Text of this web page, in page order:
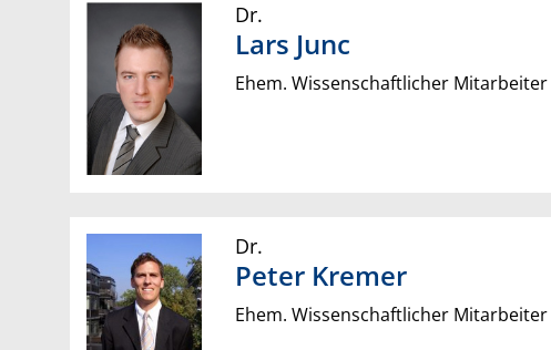
Dr.
Lars Junc
Ehem. Wissenschaftlicher Mitarbeiter
Dr.
Peter Kremer
Ehem. Wissenschaftlicher Mitarbeiter